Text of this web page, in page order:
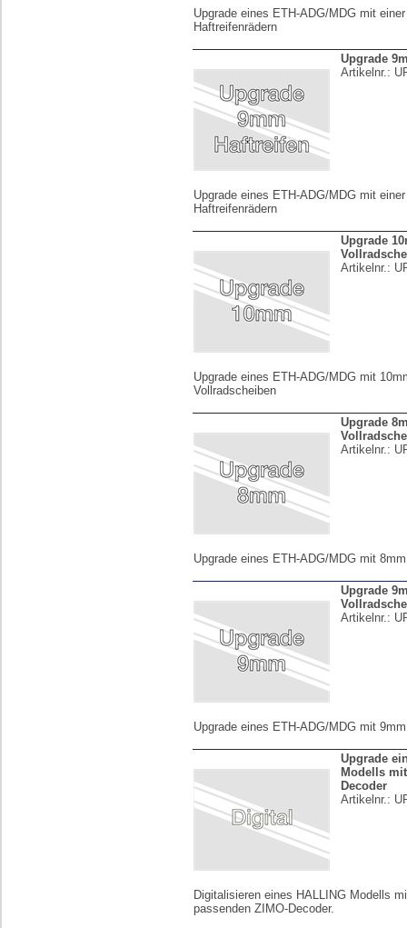
Upgrade eines ETH-ADG/MDG mit
Haftreifenrädern
Upgrade
Artikelnr.:
Upgrade eines ETH-ADG/MDG mit
Haftreifenrädern
Upgrade
Artikelnr.:
Upgrade eines ETH-ADG/MDG mit
Vollradscheiben
Upgrade
Artikelnr.:
Upgrade eines ETH-ADG/MDG mit
Upgrade
Artikelnr.:
Upgrade eines ETH-ADG/MDG mit
Upgrade
Modells
Decoder
Artikelnr.:
Digitalisieren eines HALLING Modells
passenden ZIMO-Decoder.